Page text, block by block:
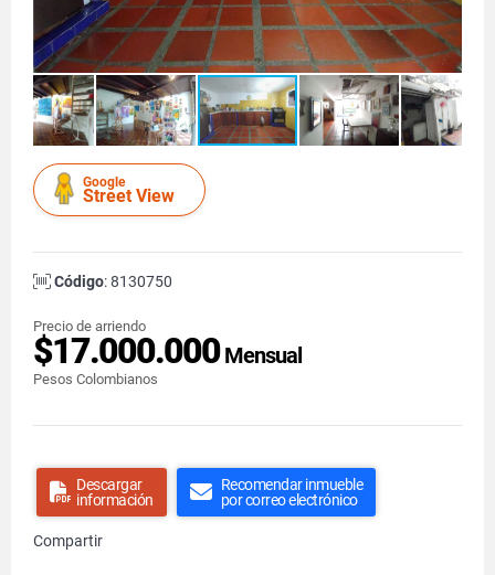
Google
Street View
Código: 8130750
Precio de arriendo
$17.000.000Mensual
Pesos Colombianos
Descargar
información
Recomendar inmueble
por correo electrónico
Compartir